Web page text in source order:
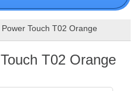
Touch T02 Orange
T02 Orange